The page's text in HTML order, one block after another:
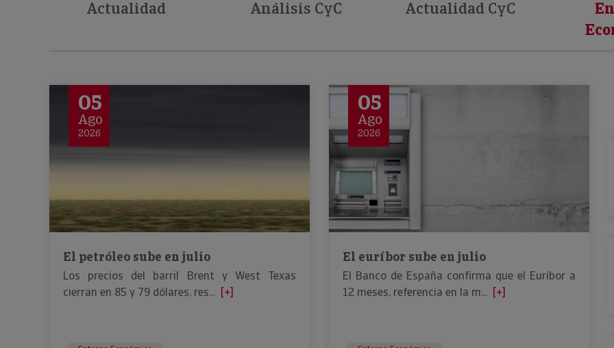
Actualidad Análisis CyC Actualidad CyC
05
Ago
2026
El petróleo sube en julio
Los precios del barril Brent y West Texas
cierran en 85 y 79 dólares, res... [+]
05
Ago
2026
El euríbor sube en julio
El Banco de España confirma que el Euríbor a
12 meses, referencia en la m... [+]